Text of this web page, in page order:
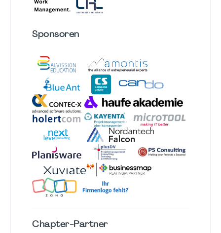
Sponsoren
Chapter-Partner